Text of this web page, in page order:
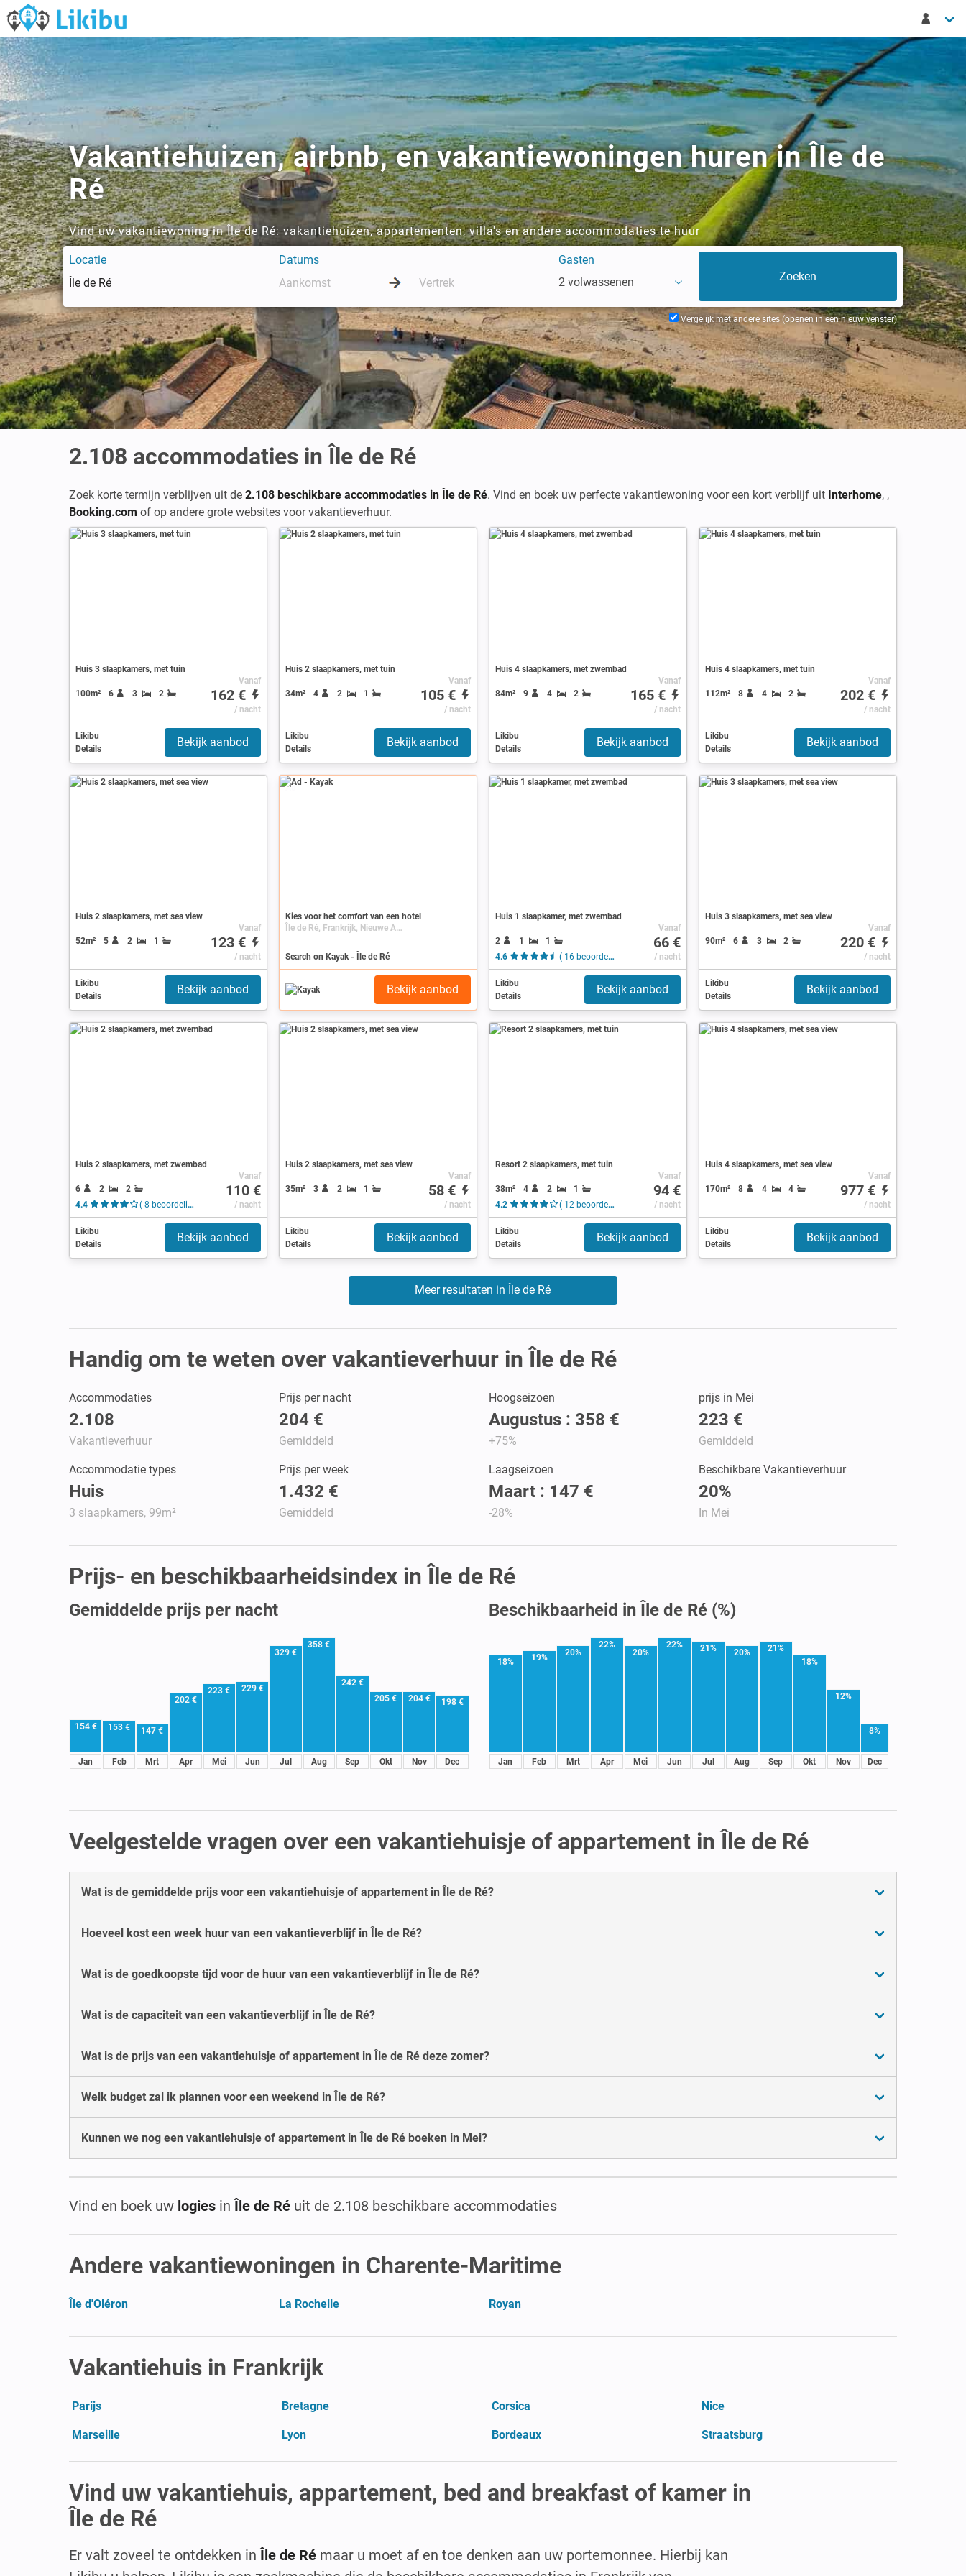
Vakantiehuizen, airbnb, en vakantiewoningen huren in Île de
Ré
Vind uw vakantiewoning in Île de Ré: vakantiehuizen, appartementen, villa's en andere accommodaties te huur
Locatie Datums
Gasten
2 volwassenen
Vergelijk met andere sites (openen in een nieuw venster)
2.108 accommodaties in Île de Ré
Zoek korte termijn verblijven uit de 2.108 beschikbare accommodaties in Île de Ré. Vind en boek uw perfecte vakantiewoning voor een kort verblijf uit Interhome, ,
Booking.com of op andere grote websites voor vakantieverhuur.
Huis 3 slaapkamers, met tuin
100m² 6 3 2
Vanaf
162 €
/ nacht
Likibu
Details
Bekijk aanbod
Huis 2 slaapkamers, met tuin
34m² 4 2 1
Vanaf
105 €
/ nacht
Likibu
Details
Bekijk aanbod
Huis 4 slaapkamers, met zwembad
84m² 9 4 2
Vanaf
165 €
/ nacht
Likibu
Details
Bekijk aanbod
Huis 4 slaapkamers, met tuin
112m² 8 4 2
Vanaf
202 €
/ nacht
Likibu
Details
Bekijk aanbod
Huis 2 slaapkamers, met sea view
52m² 5 2 1
Vanaf
123 €
/ nacht
Likibu
Details
Bekijk aanbod
Ad
Kies voor het comfort van een hotel
Île de Ré, Frankrijk, Nieuwe Aquitaine, Poitou-Charentes, Charente-Maritime
Search on Kayak - Île de Ré
Bekijk aanbod
Huis 1 slaapkamer, met zwembad
2 1
1
4.6
( 16 beoordelingen )
Vanaf
66 €
/ nacht
Likibu
Details
Bekijk aanbod
Huis 3 slaapkamers, met sea view
90m² 6 3 2
Vanaf
220 €
/ nacht
Likibu
Details
Bekijk aanbod
Huis 2 slaapkamers, met zwembad
6 2
2
4.4
( 8 beoordelingen )
Vanaf
110 €
/ nacht
Likibu
Details
Bekijk aanbod
Huis 2 slaapkamers, met sea view
35m² 3 2 1
Vanaf
58 €
/ nacht
Likibu
Details
Bekijk aanbod
Resort 2 slaapkamers, met tuin
38m² 4 2
1
4.2
( 12 beoordelingen )
Vanaf
94 €
/ nacht
Likibu
Details
Bekijk aanbod
Huis 4 slaapkamers, met sea view
170m² 8 4 4
Vanaf
977 €
/ nacht
Likibu
Details
Bekijk aanbod
Meer resultaten in Île de Ré
Handig om te weten over vakantieverhuur in Île de Ré
Accommodaties
2.108
Vakantieverhuur
Prijs per nacht
204 €
Gemiddeld
Hoogseizoen
Augustus : 358 €
+75%
prijs in Mei
223 €
Gemiddeld
Accommodatie types
Huis
3 slaapkamers, 99m²
Prijs per week
1.432 €
Gemiddeld
Laagseizoen
Maart : 147 €
-28%
Beschikbare Vakantieverhuur
20%
In Mei
Prijs- en beschikbaarheidsindex in Île de Ré
Gemiddelde prijs per nacht
154 €
Jan
153 €
Feb
147 €
Mrt
202 €
Apr
223 €
Mei
229 €
Jun
329 €
Jul
358 €
Aug
242 €
Sep
205 €
Okt
204 €
Nov
198 €
Dec
Beschikbaarheid in Île de Ré (%)
18%
Jan
19%
Feb
20%
Mrt
22%
Apr
20%
Mei
22%
Jun
21%
Jul
20%
Aug
21%
Sep
18%
Okt
12%
Nov
8%
Dec
Veelgestelde vragen over een vakantiehuisje of appartement in Île de Ré
Wat is de gemiddelde prijs voor een vakantiehuisje of appartement in Île de Ré?
Hoeveel kost een week huur van een vakantieverblijf in Île de Ré?
Wat is de goedkoopste tijd voor de huur van een vakantieverblijf in Île de Ré?
Wat is de capaciteit van een vakantieverblijf in Île de Ré?
Wat is de prijs van een vakantiehuisje of appartement in Île de Ré deze zomer?
Welk budget zal ik plannen voor een weekend in Île de Ré?
Kunnen we nog een vakantiehuisje of appartement in Île de Ré boeken in Mei?
Vind en boek uw logies inÎle de Ré uit de 2.108 beschikbare accommodaties
Andere vakantiewoningen in Charente-Maritime
Île d'Oléron La Rochelle Royan
Vakantiehuis in Frankrijk
Parijs Bretagne Corsica Nice
Marseille Lyon Bordeaux Straatsburg
Vind uw vakantiehuis, appartement, bed and breakfast of kamer in
Île de Ré
Er valt zoveel te ontdekken inÎle de Ré maar u moet af en toe denken aan uw portemonnee. Hierbij kan